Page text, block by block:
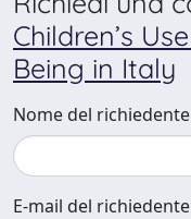
Children’s
Being in Italy
Nome del richiedente
E-mail del richiedente